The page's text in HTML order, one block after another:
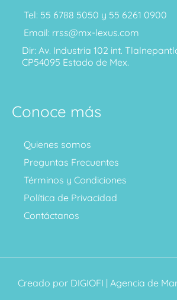
Tel: 55 6788 5050 y 55 6261 0900
Email: rrss@mx-lexus.com
Dir: Av. Industria 102 int.
CP54095 Estado de Mex.
Conoce más
Quienes somos
Preguntas Frecuentes
Términos y Condiciones
Política de Privacidad
Contáctanos
Creado por DIGIOFI | Agencia de